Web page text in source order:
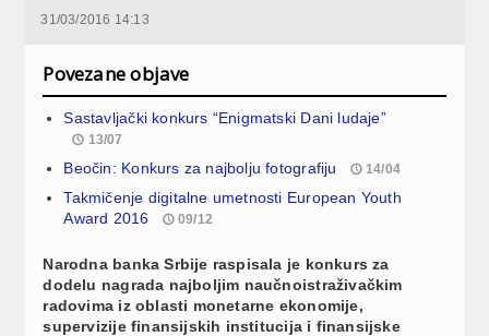
31/03/2016 14:13
Povezane objave
Sastavljački konkurs “Enigmatski Dani ludaje”
13/07
Beočin: Konkurs za najbolju fotografiju 14/04
Takmičenje digitalne umetnosti European Youth
Award 2016
09/12
Narodna banka Srbije raspisala je konkurs za
dodelu nagrada najboljim naučnoistraživačkim
radovima iz oblasti monetarne ekonomije,
supervizije finansijskih institucija i finansijske